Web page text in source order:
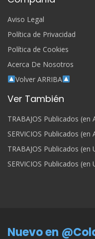
Aviso Legal
Política de Privacidad
Política de Cookies
Acerca De Nosotros
Volver ARRIBA
Ver También
TRABAJOS Publicados (en
SERVICIOS Publicados (en
TRABAJOS Publicados (en
SERVICIOS Publicados (en
Nuevo en